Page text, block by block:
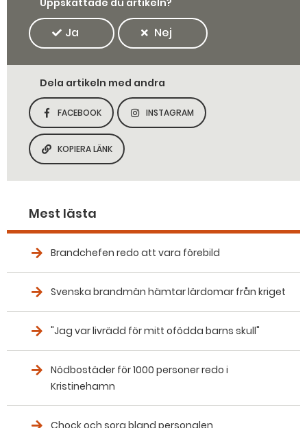
Ja Nej
Dela artikeln med andra
DELA SIDAN PÅ
FACEBOOK
DELA SIDAN PÅ
INSTAGRAM
KOPIERA SIDANS LÄNK
KOPIERA LÄNK
Mest lästa
Brandchefen redo att vara förebild
Svenska brandmän hämtar lärdomar från kriget
"Jag var livrädd för mitt ofödda barns skull"
Nödbostäder för 1000 personer redo i
Kristinehamn